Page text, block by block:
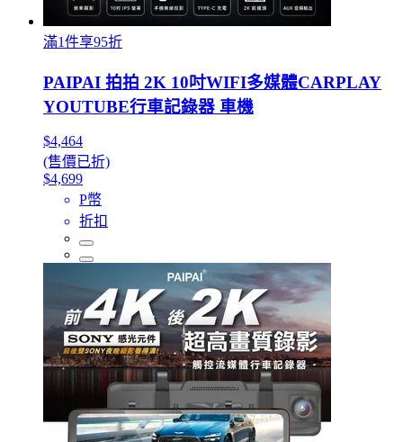
滿1件享95折
PAIPAI 拍拍 2K 10吋WIFI多媒體CARPLAY
YOUTUBE行車記錄器 車機
$4,464
(售價已折)
$4,699
P幣
折扣